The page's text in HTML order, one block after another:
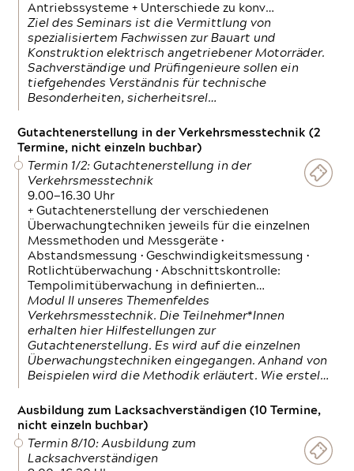
Antriebssysteme + Unterschiede zu konv…
Ziel des Seminars ist die Vermittlung von
spezialisiertem Fachwissen zur Bauart und
Konstruktion elektrisch angetriebener Motorräder.
Sachverständige und Prüfingenieure sollen ein
tiefgehendes Verständnis für technische
Besonderheiten, sicherheitsrel…
Gutachtenerstellung in der Verkehrsmesstechnik (2
Termine, nicht einzeln buchbar)
Termin 1/2: Gutachtenerstellung in der
Verkehrsmesstechnik
9.00—16.30 Uhr
+ Gutachtenerstellung der verschiedenen
Überwachungtechniken jeweils für die einzelnen
Messmethoden und Messgeräte •
Abstandsmessung • Geschwindigkeitsmessung •
Rotlichtüberwachung • Abschnittskontrolle:
Tempolimitüberwachung in definierten…
Modul II unseres Themenfeldes
Verkehrsmesstechnik. Die Teilnehmer*Innen
erhalten hier Hilfestellungen zur
Gutachtenerstellung. Es wird auf die einzelnen
Überwachungstechniken eingegangen. Anhand von
Beispielen wird die Methodik erläutert. Wie erstel…
Ausbildung zum Lacksachverständigen (10 Termine,
nicht einzeln buchbar)
Termin 8/10: Ausbildung zum
Lacksachverständigen